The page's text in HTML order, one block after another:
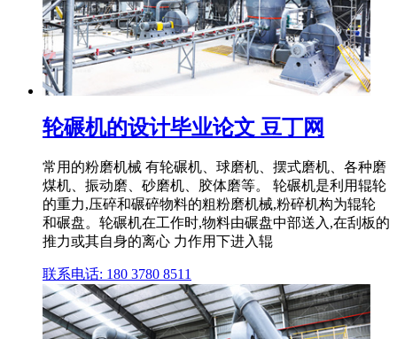
轮碾机的设计毕业论文 豆丁网
常用的粉磨机械 有轮碾机、球磨机、摆式磨机、各种磨
煤机、振动磨、砂磨机、胶体磨等。 轮碾机是利用辊轮
的重力,压碎和碾碎物料的粗粉磨机械,粉碎机构为辊轮
和碾盘。轮碾机在工作时,物料由碾盘中部送入,在刮板的
推力或其自身的离心 力作用下进入辊
联系电话: 180 3780 8511